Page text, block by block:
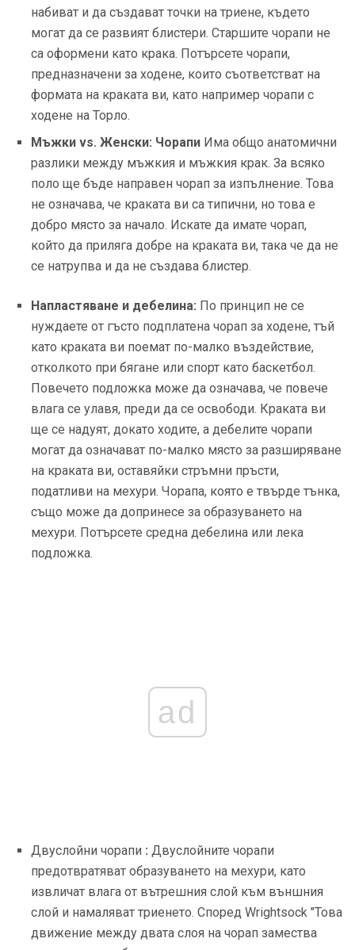
набиват и да създават точки на триене, където
могат да се развият блистери. Старшите чорапи не
са оформени като крака. Потърсете чорапи,
предназначени за ходене, които съответстват на
формата на краката ви, като например чорапи с
ходене на Торло.
Мъжки vs. Женски: Чорапи Има общо анатомични
разлики между мъжкия и мъжкия крак. За всяко
поло ще бъде направен чорап за изпълнение. Това
не означава, че краката ви са типични, но това е
добро място за начало. Искате да имате чорап,
който да приляга добре на краката ви, така че да не
се натрупва и да не създава блистер.
Напластяване и дебелина: По принцип не се
нуждаете от гъсто подплатена чорап за ходене, тъй
като краката ви поемат по-малко въздействие,
отколкото при бягане или спорт като баскетбол.
Повечето подложка може да означава, че повече
влага се улавя, преди да се освободи. Краката ви
ще се надуят, докато ходите, а дебелите чорапи
могат да означават по-малко място за разширяване
на краката ви, оставяйки стръмни пръсти,
податливи на мехури. Чорапа, която е твърде тънка,
също може да допринесе за образуването на
мехури. Потърсете средна дебелина или лека
подложка.
ad
Двуслойни чорапи : Двуслойните чорапи
предотвратяват образуването на мехури, като
извличат влага от вътрешния слой към външния
слой и намаляват триенето. Според Wrightsock "Това
движение между двата слоя на чорап замества